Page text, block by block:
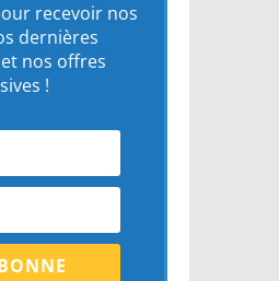
recevoir nos
dernières
nos offres
!